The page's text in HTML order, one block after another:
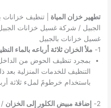
تطهير خزان المياة | تنظيف خزانات
الجبيل / شركة غسيل خزانات
غسيل خزانات بالجبيل
1-
ملأ الخزان ثلاثة أرباعه بالماء
بمجرد تنظيف الحوض من
التنظيف للخدمات المنزلية بعد
باستخدام خرطومً لملء ثلاثة
2- إضافة مبيض الكلور إلى الخزان /